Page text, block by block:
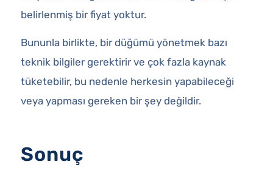
belirlenmiş bir fiyat yoktur.
Bununla birlikte, bir düğümü yönetmek bazı
teknik bilgiler gerektirir ve çok fazla kaynak
tüketebilir, bu nedenle herkesin yapabileceği
veya yapması gereken bir şey değildir.
Sonuç